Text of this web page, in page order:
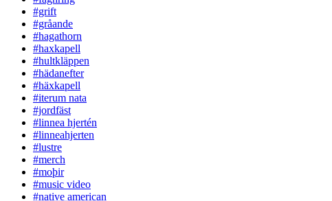
#grift
#gråande
#hagathorn
#haxkapell
#hultkläppen
#hädanefter
#häxkapell
#iterum nata
#jordfäst
#linnea hjertén
#linneahjerten
#lustre
#merch
#moþir
#music video
#native american